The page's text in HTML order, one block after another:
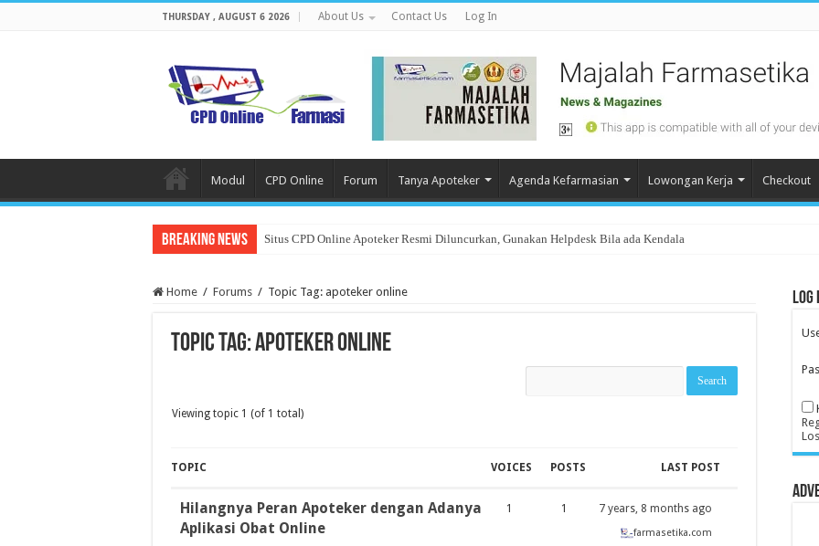
THURSDAY , AUGUST 6 2026 About Us Contact Us Log In
Modul CPD Online Forum Tanya Apoteker Agenda Kefarmasian Lowongan Kerja Checkout
Breaking News Situs CPD Online Apoteker Resmi Diluncurkan, Gunakan Helpdesk Bila ada Kendala
Home / Forums / Topic Tag: apoteker online
Topic Tag: apoteker online
Viewing topic 1 (of 1 total)
TOPIC VOICES POSTS LAST POST
Hilangnya Peran Apoteker dengan Adanya
Aplikasi Obat Online
1 1 7 years, 8 months ago
farmasetika.com